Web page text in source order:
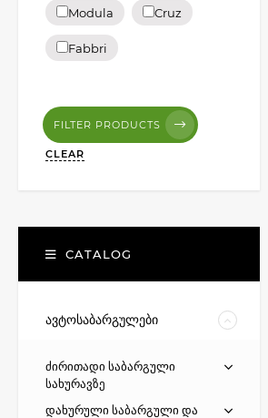
Modula Cruz
Fabbri
FILTER PRODUCTS
CLEAR
CATALOG
ავტოსაბარგულები
ძირითადი საბარგული
სახურავზე
დახურული საბარგული და